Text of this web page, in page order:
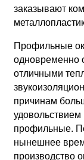
заказывают
Профильные
одновременно
отличными
причинам
удовольствием
профильные.
нынешнее
производство